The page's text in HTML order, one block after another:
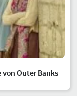
von Outer Banks